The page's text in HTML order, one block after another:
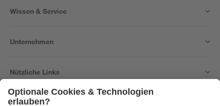
Wissen & Service
Unternehmen
Nützliche Links